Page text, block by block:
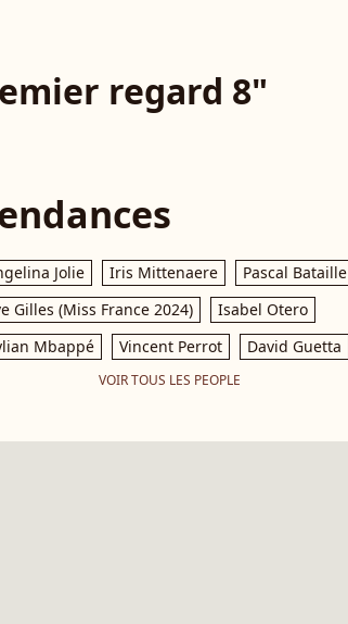
regard 8"
Jolie Iris Mittenaere
Pascal Bataille
Gilles (Miss France 2024)
Isabel Otero
Mbappé
Vincent Perrot David Guetta
VOIR TOUS LES PEOPLE